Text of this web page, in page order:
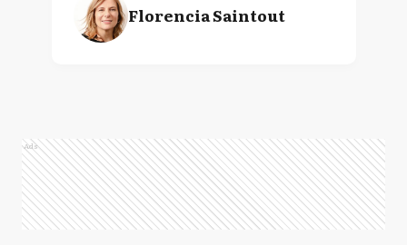
Florencia Saintout
Ads